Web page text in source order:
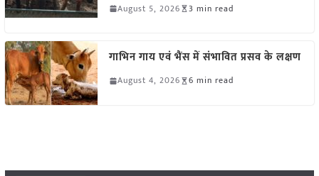
August 5, 2026 3 min read
गाभिन गाय एवं भैंस में संभावित प्रसव के लक्षण
August 4, 2026 6 min read